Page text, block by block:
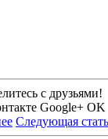
с друзьями!
Google+ OK
Следующая